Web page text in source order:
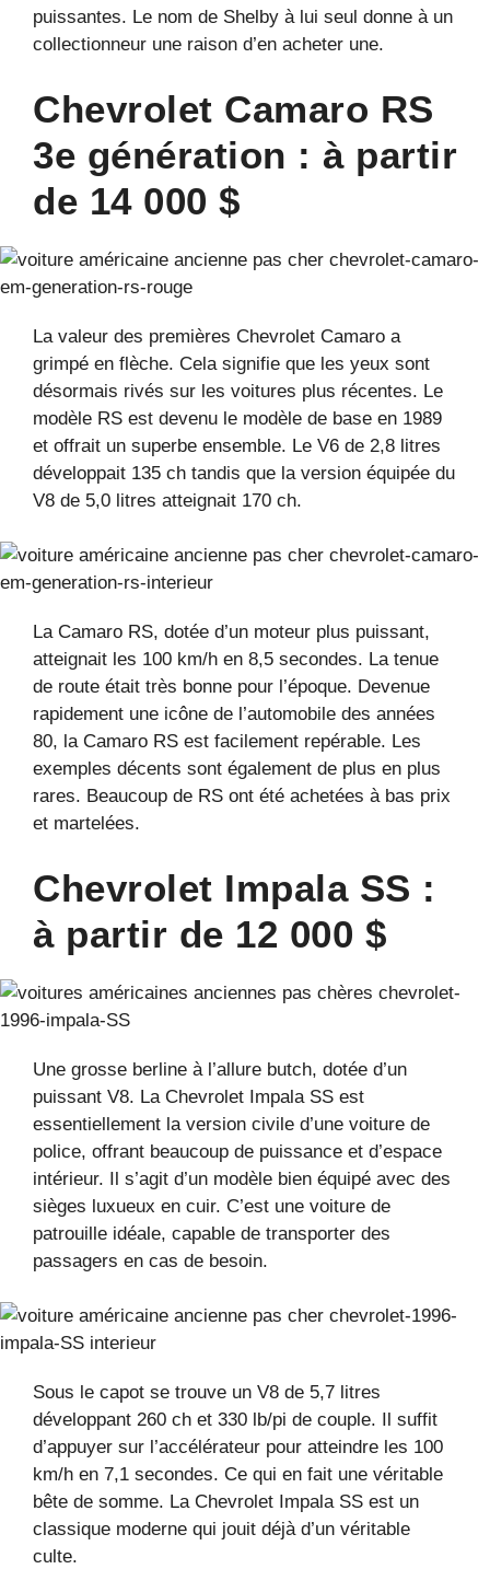
puissantes. Le nom de Shelby à lui seul donne à un
collectionneur une raison d’en acheter une.
Chevrolet Camaro RS
3e génération : à partir
de 14 000 $
La valeur des premières Chevrolet Camaro a
grimpé en flèche. Cela signifie que les yeux sont
désormais rivés sur les voitures plus récentes. Le
modèle RS est devenu le modèle de base en 1989
et offrait un superbe ensemble. Le V6 de 2,8 litres
développait 135 ch tandis que la version équipée du
V8 de 5,0 litres atteignait 170 ch.
La Camaro RS, dotée d’un moteur plus puissant,
atteignait les 100 km/h en 8,5 secondes. La tenue
de route était très bonne pour l’époque. Devenue
rapidement une icône de l’automobile des années
80, la Camaro RS est facilement repérable. Les
exemples décents sont également de plus en plus
rares. Beaucoup de RS ont été achetées à bas prix
et martelées.
Chevrolet Impala SS :
à partir de 12 000 $
Une grosse berline à l’allure butch, dotée d’un
puissant V8. La Chevrolet Impala SS est
essentiellement la version civile d’une voiture de
police, offrant beaucoup de puissance et d’espace
intérieur. Il s’agit d’un modèle bien équipé avec des
sièges luxueux en cuir. C’est une voiture de
patrouille idéale, capable de transporter des
passagers en cas de besoin.
Sous le capot se trouve un V8 de 5,7 litres
développant 260 ch et 330 lb/pi de couple. Il suffit
d’appuyer sur l’accélérateur pour atteindre les 100
km/h en 7,1 secondes. Ce qui en fait une véritable
bête de somme. La Chevrolet Impala SS est un
classique moderne qui jouit déjà d’un véritable
culte.